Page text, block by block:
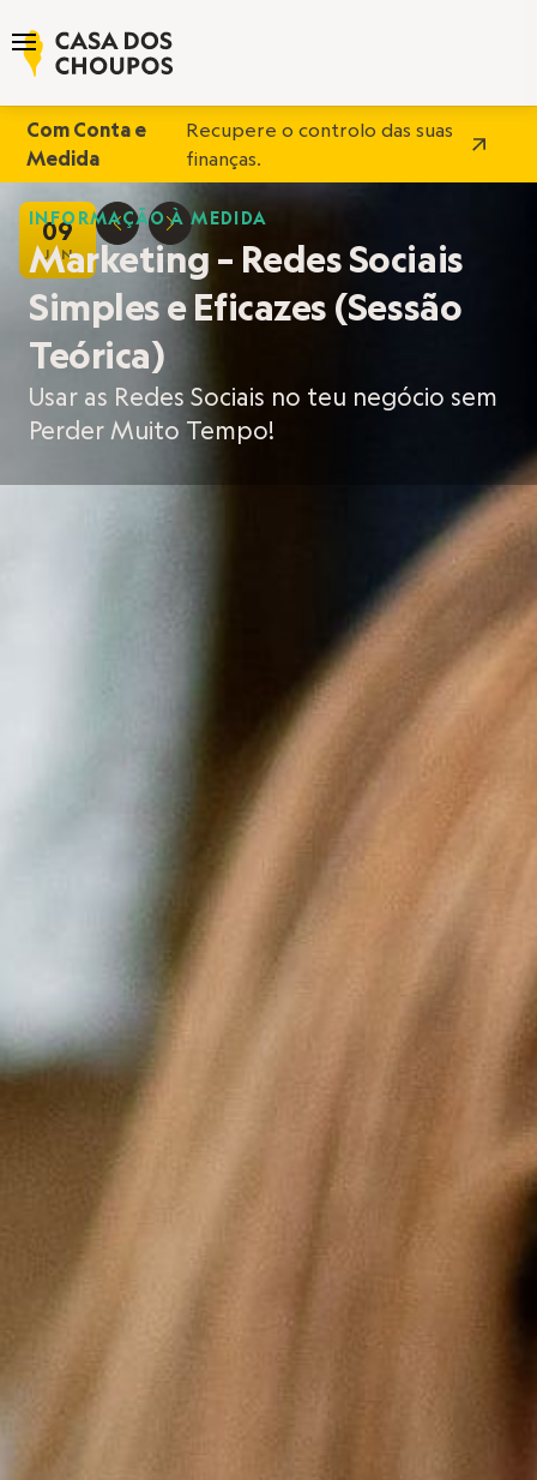
Com Conta e
Medida
Recupere o controlo das suas
finanças.
09
JAN
D E
INFORMAÇÃO À MEDIDA
Marketing – Redes Sociais
Simples e Eficazes (Sessão
Teórica)
Usar as Redes Sociais no teu negócio sem
Perder Muito Tempo!